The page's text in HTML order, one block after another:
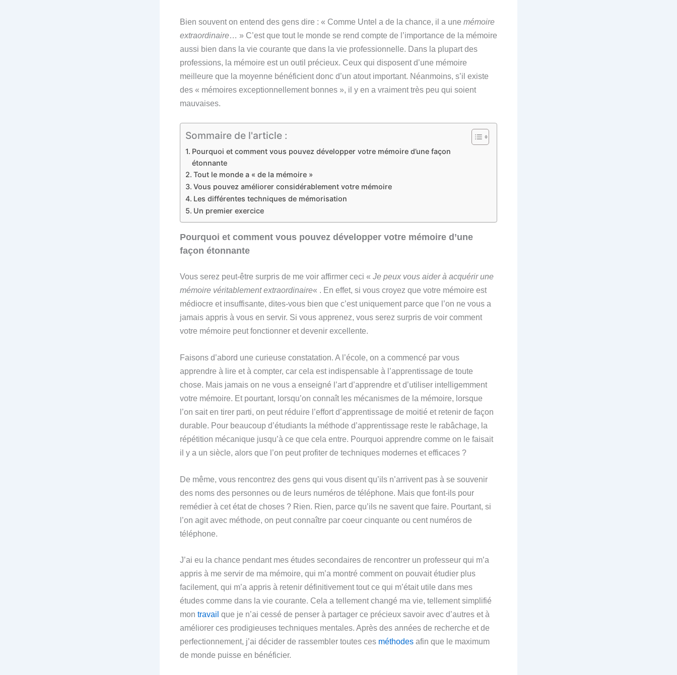
Bien souvent on entend des gens dire : « Comme Untel a de la chance, il a une mémoire
extraordinaire… » C’est que tout le monde se rend compte de l’importance de la mémoire
aussi bien dans la vie courante que dans la vie professionnelle. Dans la plupart des
professions, la mémoire est un outil précieux. Ceux qui disposent d’une mémoire
meilleure que la moyenne bénéficient donc d’un atout important. Néanmoins, s’il existe
des « mémoires exceptionnellement bonnes », il y en a vraiment très peu qui soient
mauvaises.
Sommaire de l'article :
Pourquoi et comment vous pouvez développer votre mémoire d’une façon
étonnante
Tout le monde a « de la mémoire »
Vous pouvez améliorer considérablement votre mémoire
Les différentes techniques de mémorisation
Un premier exercice
Pourquoi et comment vous pouvez développer votre mémoire d’une
façon étonnante
Vous serez peut-être surpris de me voir affirmer ceci « Je peux vous aider à acquérir une
mémoire véritablement extraordinaire« . En effet, si vous croyez que votre mémoire est
médiocre et insuffisante, dites-vous bien que c’est uniquement parce que l’on ne vous a
jamais appris à vous en servir. Si vous apprenez, vous serez surpris de voir comment
votre mémoire peut fonctionner et devenir excellente.
Faisons d’abord une curieuse constatation. A l’école, on a commencé par vous
apprendre à lire et à compter, car cela est indispensable à l’apprentissage de toute
chose. Mais jamais on ne vous a enseigné l’art d’apprendre et d’utiliser intelligemment
votre mémoire. Et pourtant, lorsqu’on connaît les mécanismes de la mémoire, lorsque
l’on sait en tirer parti, on peut réduire l’effort d’apprentissage de moitié et retenir de façon
durable. Pour beaucoup d’étudiants la méthode d’apprentissage reste le rabâchage, la
répétition mécanique jusqu’à ce que cela entre. Pourquoi apprendre comme on le faisait
il y a un siècle, alors que l’on peut profiter de techniques modernes et efficaces ?
De même, vous rencontrez des gens qui vous disent qu’ils n’arrivent pas à se souvenir
des noms des personnes ou de leurs numéros de téléphone. Mais que font-ils pour
remédier à cet état de choses ? Rien. Rien, parce qu’ils ne savent que faire. Pourtant, si
l’on agit avec méthode, on peut connaître par coeur cinquante ou cent numéros de
téléphone.
J’ai eu la chance pendant mes études secondaires de rencontrer un professeur qui m’a
appris à me servir de ma mémoire, qui m’a montré comment on pouvait étudier plus
facilement, qui m’a appris à retenir définitivement tout ce qui m’était utile dans mes
études comme dans la vie courante. Cela a tellement changé ma vie, tellement simplifié
mon travail que je n’ai cessé de penser à partager ce précieux savoir avec d’autres et à
améliorer ces prodigieuses techniques mentales. Après des années de recherche et de
perfectionnement, j’ai décider de rassembler toutes ces méthodes afin que le maximum
de monde puisse en bénéficier.